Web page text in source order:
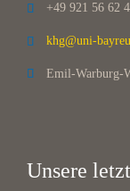
 +49 921 56 62 4
 khg@uni-
 Emil-Warburg-
Unsere